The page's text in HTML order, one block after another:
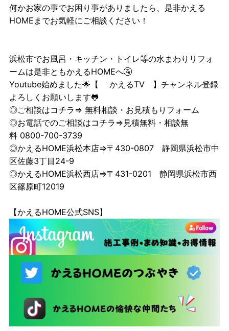
何かお家の事でお困り事がありましたら、是非かえる
HOMEまでお気軽にご相談ください！
浜松市でお風呂・キッチン・トイレ等の水まわりリフォ
ームは是非ともかえるHOMEへ🚰
Youtube始めました🌟【 かえるTV】チャンネル登録
よろしくお願いします🐸
◎ご相談はコチラ⇒ 無料相談・お見積もりフォーム
◎お電話でのご相談はコチラ⇒見積無料・相談無
料 0800-700-3739
◎かえるHOME浜松本店⇒〒430-0807 静岡県浜松市中
区佐藤3丁目24-9
◎かえるHOME浜松西店⇒〒431-0201 静岡県浜松市西
区篠原町12019
【かえるHOME公式SNS】